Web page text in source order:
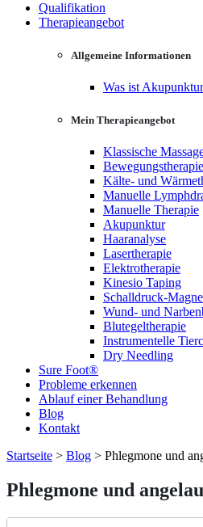
Qualifikation
Therapieangebot
Allgemeine Informationen
Was ist Akupunktur
Mein Therapieangebot
Klassische
Bewegungstherapie
Kälte- und
Manuelle
Manuelle Therapie
Akupunktur
Haaranalyse
Lasertherapie
Elektrotherapie
Kinesio Taping
Schalldruck-
Wund- und
Blutegeltherapie
Instrumentelle
Dry Needling
Sure Foot®
Probleme erkennen
Ablauf einer Behandlung
Blog
Kontakt
Startseite > Blog > Phlegmone und
Phlegmone und